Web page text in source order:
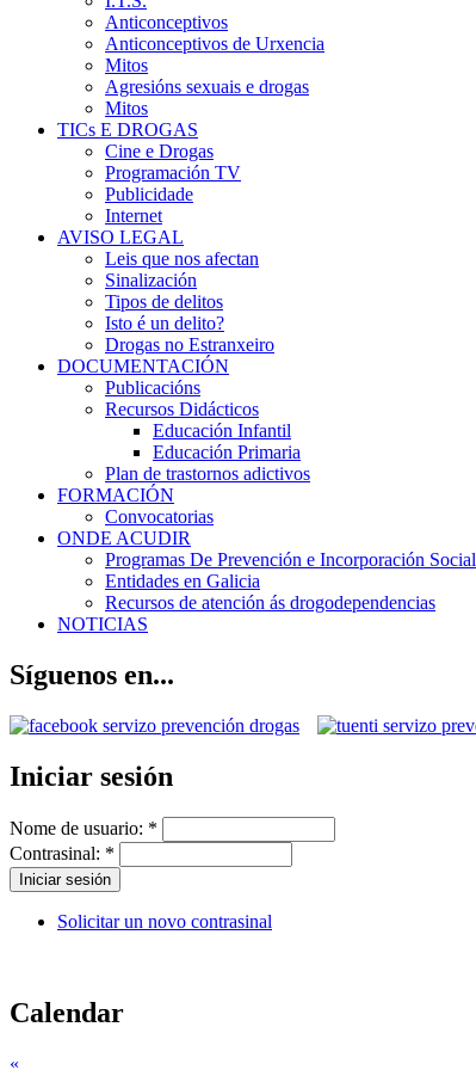
Anticonceptivos
Anticonceptivos de Urxencia
Mitos
Agresións sexuais e drogas
Mitos
TICs E DROGAS
Cine e Drogas
Programación TV
Publicidade
Internet
AVISO LEGAL
Leis que nos afectan
Sinalización
Tipos de delitos
Isto é un delito?
Drogas no Estranxeiro
DOCUMENTACIÓN
Publicacións
Recursos Didácticos
Educación Infantil
Educación Primaria
Plan de trastornos adictivos
FORMACIÓN
Convocatorias
ONDE ACUDIR
Programas De Prevención e Incorporación Social
Entidades en Galicia
Recursos de atención ás drogodependencias
NOTICIAS
Síguenos en...
Iniciar sesión
Nome de usuario: *
Contrasinal: *
Solicitar un novo contrasinal
Calendar
«